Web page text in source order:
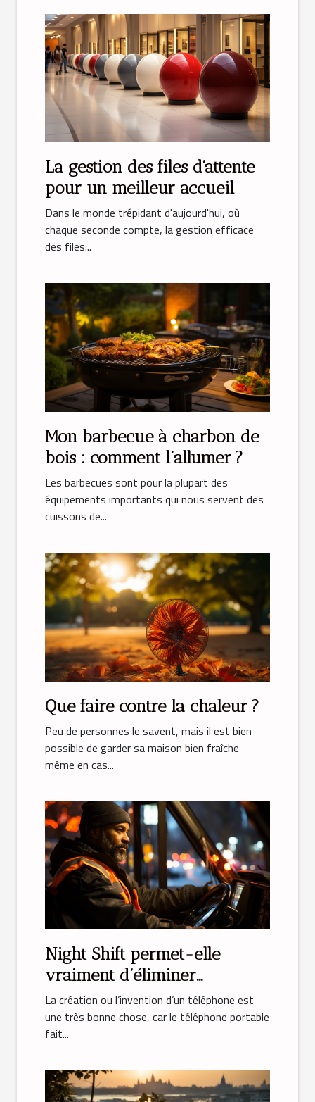
La gestion des files d'attente
pour un meilleur accueil
Dans le monde trépidant d'aujourd'hui, où
chaque seconde compte, la gestion efficace
des files...
Mon barbecue à charbon de
bois : comment l’allumer ?
Les barbecues sont pour la plupart des
équipements importants qui nous servent des
cuissons de...
Que faire contre la chaleur ?
Peu de personnes le savent, mais il est bien
possible de garder sa maison bien fraîche
même en cas...
Night Shift permet-elle
vraiment d’éliminer
l’émission de lumière bleue ?
La création ou l’invention d’un téléphone est
une très bonne chose, car le téléphone portable
fait...